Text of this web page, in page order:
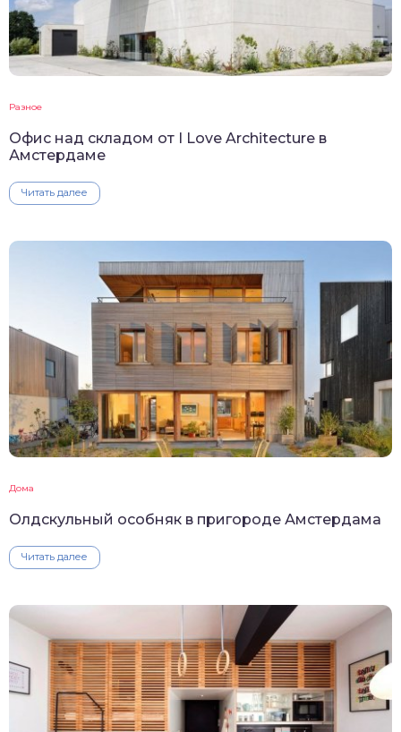
Разное
Офис над складом от I Love Architecture в
Амстердаме
Читать далее
Дома
Олдскульный особняк в пригороде Амстердама
Читать далее